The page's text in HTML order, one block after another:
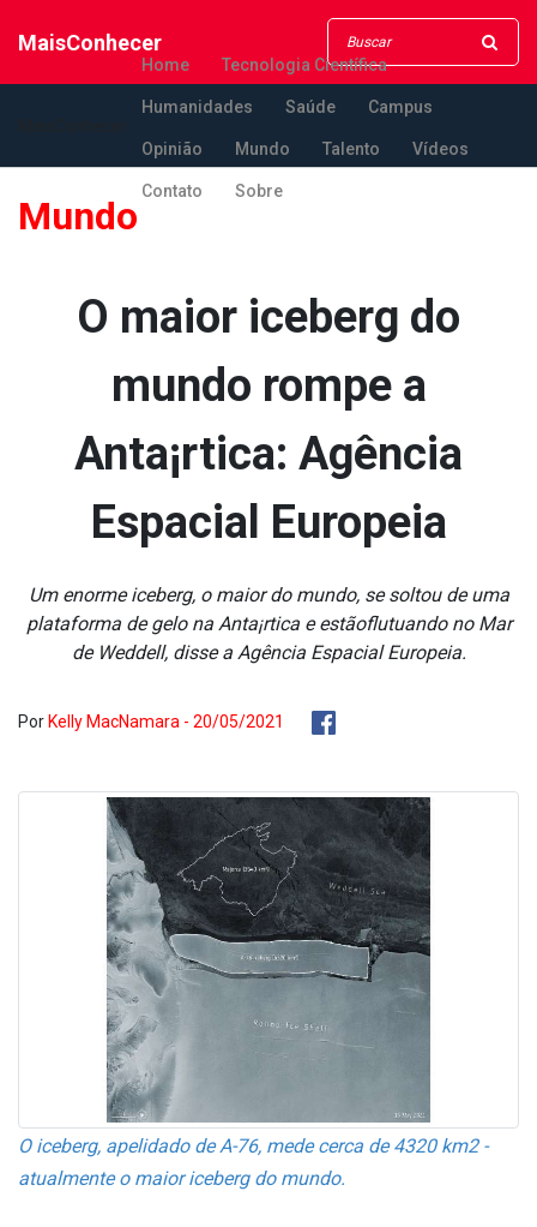
MaisConhecer
Home Tecnologia Científica
Humanidades Saúde Campus
Opinião Mundo Talento Vídeos
Contato Sobre
Mundo
O maior iceberg do
mundo rompe a
Anta¡rtica: Agência
Espacial Europeia
Um enorme iceberg, o maior do mundo, se soltou de uma
plataforma de gelo na Anta¡rtica e estãoflutuando no Mar
de Weddell, disse a Agência Espacial Europeia.
Por Kelly MacNamara - 20/05/2021
O iceberg, apelidado de A-76, mede cerca de 4320 km2 -
atualmente o maior iceberg do mundo.